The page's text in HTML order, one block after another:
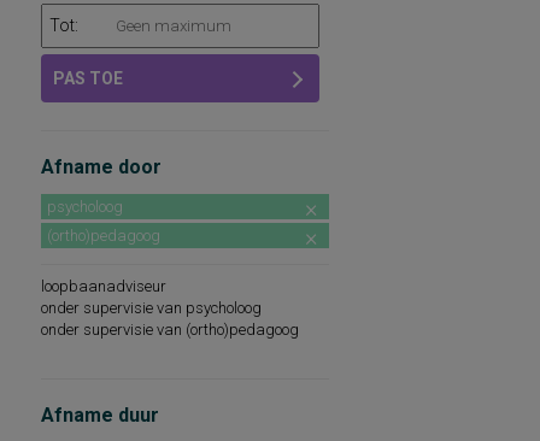
Tot:
PAS TOE
Afname door
psycholoog
(ortho)pedagoog
loopbaanadviseur
onder supervisie van psycholoog
onder supervisie van (ortho)pedagoog
Afname duur